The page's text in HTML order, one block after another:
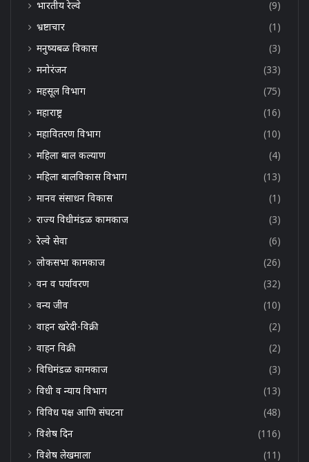
भारतीय रेल्वे
(9)
भ्रष्टाचार
(1)
मनुष्यबळ विकास
(3)
मनोरंजन
(33)
महसूल विभाग
(75)
महाराष्ट्र
(16)
महावितरण विभाग
(10)
महिला बाल कल्याण
(4)
महिला बालविकास विभाग
(13)
मानव संसाधन विकास
(1)
राज्य विधीमंडळ कामकाज
(3)
रेल्वे सेवा
(6)
लोकसभा कामकाज
(26)
वन व पर्यावरण
(32)
वन्य जीव
(10)
वाहन खरेदी-विक्री
(2)
वाहन विक्री
(2)
विधिमंडळ कामकाज
(3)
विधी व न्याय विभाग
(13)
विविध पक्ष आणि संघटना
(48)
विशेष दिन
(116)
विशेष लेखमाला
(11)